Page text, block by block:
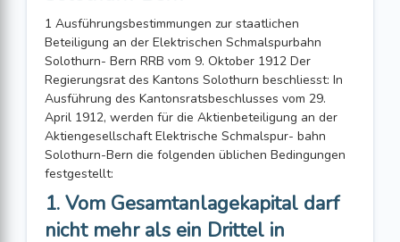
1 Ausführungsbestimmungen zur staatlichen
Beteiligung an der Elektrischen Schmalspurbahn
Solothurn- Bern RRB vom 9. Oktober 1912 Der
Regierungsrat des Kantons Solothurn beschliesst: In
Ausführung des Kantonsratsbeschlusses vom 29.
April 1912, werden für die Aktienbeteiligung an der
Aktiengesellschaft Elektrische Schmalspur- bahn
Solothurn-Bern die folgenden üblichen Bedingungen
festgestellt:
1. Vom Gesamtanlagekapital darf
nicht mehr als ein Drittel in